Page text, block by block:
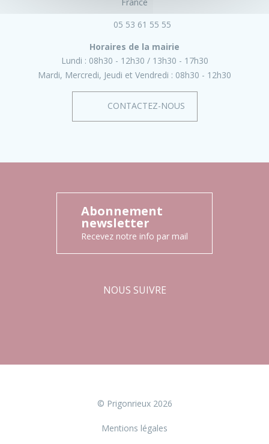
05 53 61 55 55
Horaires de la mairie
Lundi : 08h30 - 12h30
13h30 - 17h30
Mardi, Mercredi, Jeudi et Vendredi : 08h30 - 12h30
CONTACTEZ-NOUS
Abonnement
newsletter
Recevez notre info par mail
NOUS SUIVRE
© Prigonrieux 2026
Mentions légales